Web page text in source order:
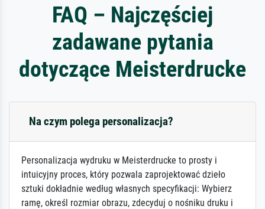
FAQ – Najczęściej
zadawane pytania
dotyczące Meisterdrucke
Na czym polega personalizacja?
Personalizacja wydruku w Meisterdrucke to prosty i
intuicyjny proces, który pozwala zaprojektować dzieło
sztuki dokładnie według własnych specyfikacji: Wybierz
ramę, określ rozmiar obrazu, zdecyduj o nośniku druku i